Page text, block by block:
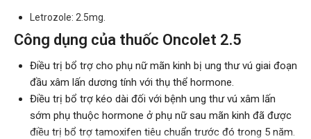
Letrozole: 2.5mg.
Công dụng của thuốc Oncolet 2.5
Điều trị bổ trợ cho phụ nữ mãn kinh bị ung thư vú giai đoạn
đầu xâm lấn dương tính với thụ thể hormone.
Điều trị bổ trợ kéo dài đối với bệnh ung thư vú xâm lấn
sớm phụ thuộc hormone ở phụ nữ sau mãn kinh đã được
điều trị bổ trợ tamoxifen tiêu chuẩn trước đó trong 5 năm.